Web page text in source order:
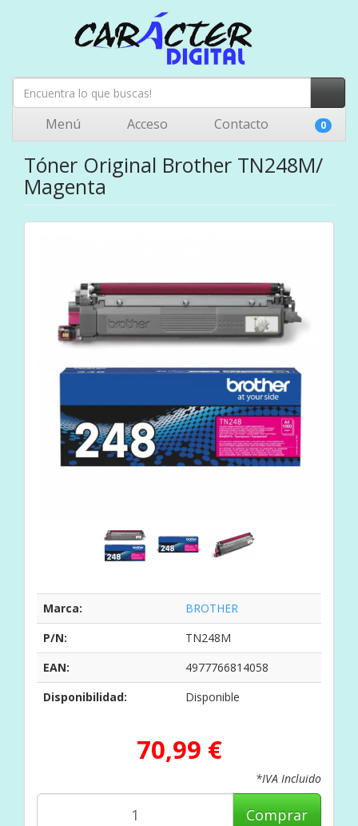
Menú Acceso Contacto 0
Tóner Original Brother TN248M/
Magenta
Marca:
BROTHER
P/N:
TN248M
EAN:
4977766814058
Disponibilidad:
Disponible
70,99 €
*IVA Incluido
Comprar